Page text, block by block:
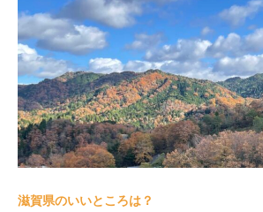
SUMAIBLOG
NEWS
Q＆A
HOME COMPANY MEMBER
滋賀県のいいところは？